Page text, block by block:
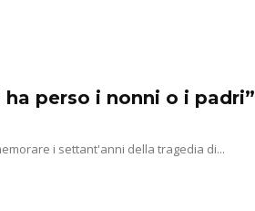
perso i nonni o i padri”
i settant'anni della tragedia di...